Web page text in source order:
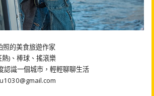
照的美食旅遊作家
)、棒球、搖滾樂
認識一個城市，輕輕聊聊生活